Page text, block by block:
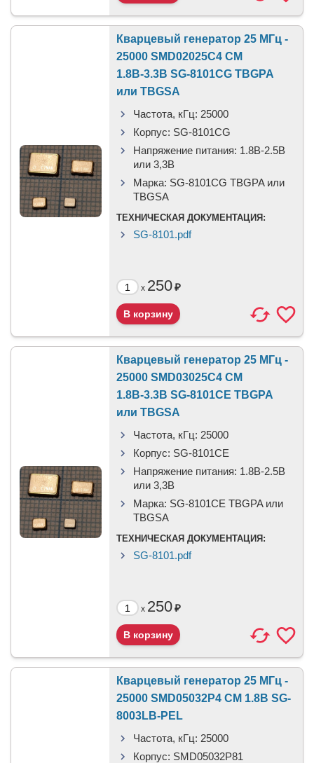
Кварцевый генератор 25 МГц -
25000 SMD02025C4 CM
1.8В-3.3В SG-8101CG TBGPA
или TBGSA
Частота, кГц: 25000
Корпус: SG-8101CG
Напряжение питания: 1.8В-2.5B
или 3,3B
Марка: SG-8101CG TBGPA или
TBGSA
ТЕХНИЧЕСКАЯ ДОКУМЕНТАЦИЯ:
SG-8101.pdf
x 250₽
Кварцевый генератор 25 МГц -
25000 SMD03025C4 CM
1.8В-3.3В SG-8101CE TBGPA
или TBGSA
Частота, кГц: 25000
Корпус: SG-8101CE
Напряжение питания: 1.8В-2.5B
или 3,3B
Марка: SG-8101CE TBGPA или
TBGSA
ТЕХНИЧЕСКАЯ ДОКУМЕНТАЦИЯ:
SG-8101.pdf
x 250₽
Кварцевый генератор 25 МГц -
25000 SMD05032P4 CM 1.8В SG-
8003LB-PEL
Частота, кГц: 25000
Корпус: SMD05032P81